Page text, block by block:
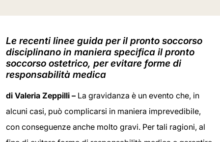
Le recenti linee guida per il pronto soccorso
disciplinano in maniera specifica il pronto
soccorso ostetrico, per evitare forme di
responsabilità medica
di Valeria Zeppilli – La gravidanza è un evento che, in
alcuni casi, può complicarsi in maniera imprevedibile,
con conseguenze anche molto gravi. Per tali ragioni, al